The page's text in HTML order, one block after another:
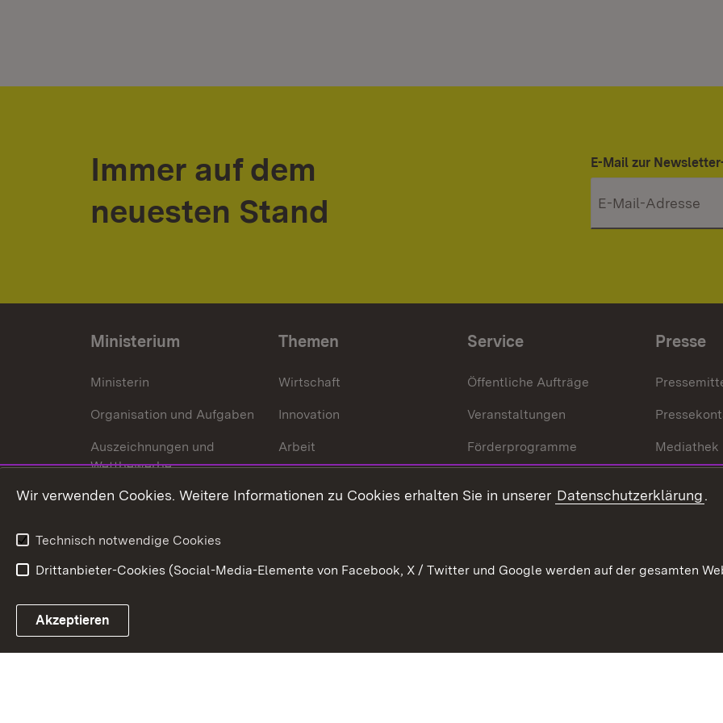
Immer auf dem
neuesten Stand
E-Mail zur
Ministerium
Ministerin
Organisation und Aufgaben
Auszeichnungen und
Wettbewerbe
Themen
Wirtschaft
Innovation
Arbeit
Service
Öffentliche Aufträge
Veranstaltungen
Förderprogramme
Presse
Mediathek
Link zum Landesportal
Wir verwenden Cookies. Weitere Informationen zu Cookies erhalten Sie in unserer Datenschutzerklärung.
Technisch notwendige Cookies
Drittanbieter-Cookies (Social-Media-Elemente von Facebook, X / Twitter und Google werden auf der gesamten
Akzeptieren